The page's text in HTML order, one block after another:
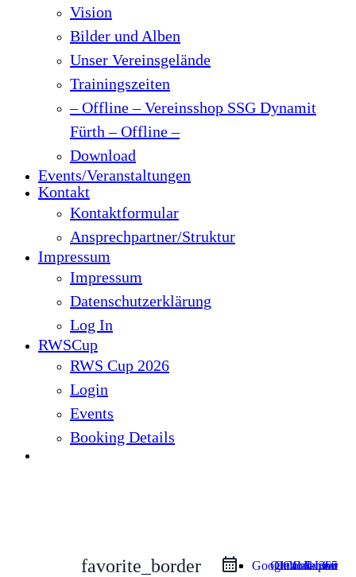
Vision
Bilder und Alben
Unser Vereinsgelände
Trainingszeiten
– Offline – Vereinsshop SSG Dynamit
Fürth – Offline –
Download
Events/Veranstaltungen
Kontakt
Kontaktformular
Ansprechpartner/Struktur
Impressum
Impressum
Datenschutzerklärung
Log In
RWSCup
RWS Cup 2026
Login
Events
Booking Details
favorite_border iCal Export
Google Calendar
Outlook 365
Outlook Live